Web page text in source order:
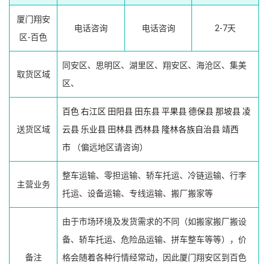
厦门翔安
区-百色
电话咨询 电话咨询 2-7天
取货区域
同安区、思明区、湖里区、翔安区、海沧区、集美
区、
送货区域
百色右江区 田阳县 田东县平果县德保县那坡县 凌
云县 乐业县 田林县西林县 隆林各族自治县靖西
市 （偏远地区请咨询）
主营业务
整车运输、零担运输、轿车托运、冷链运输、行李
托运、设备运输、专线运输、搬厂搬家等
备注
由于市场环境及发货需求的不同（如搬家搬厂搬设
备、轿车托运、危险品运输、拼车整车等等），价
格会随着各种行情经常动，因此厦门翔安区到百色